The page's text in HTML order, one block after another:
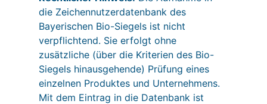
die Zeichennutzerdatenbank des
Bayerischen Bio-Siegels ist nicht
verpflichtend. Sie erfolgt ohne
zusätzliche (über die Kriterien des Bio-
Siegels hinausgehende) Prüfung eines
einzelnen Produktes und Unternehmens.
Mit dem Eintrag in die Datenbank ist